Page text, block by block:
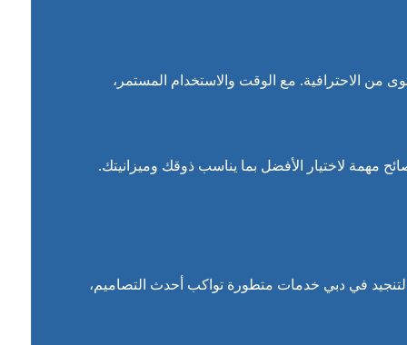
من الاحترافية. مع الوقت والاستخدام المستمر،
مهمة لاختيار الأفضل بما يناسب ذوقك وميزانيتك.
في دبي خدمات متطورة تواكب أحدث التصاميم،